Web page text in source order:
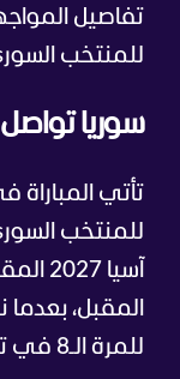
تفاصيل
للمنتخب السوري
سوريا تواصل
تأتي المباراة
للمنتخب
آسيا 2027 المقررة في
المقبل،
للمرة الـ8 في تاريخه.